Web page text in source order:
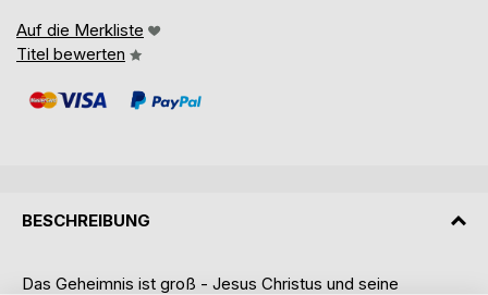
Auf die Merkliste
Titel bewerten
BESCHREIBUNG
Das Geheimnis ist groß - Jesus Christus und seine